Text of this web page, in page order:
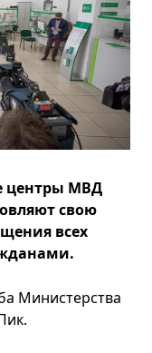
центры МВД
свою
всех
Министерства